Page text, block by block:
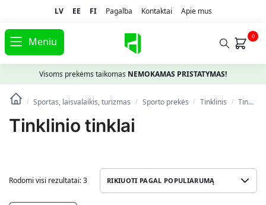
LV EE FI Pagalba Kontaktai Apie mus
Meniu 0
Visoms prekėms taikomas NEMOKAMAS PRISTATYMAS!
/ Sportas, laisvalaikis, turizmas / Spоrto prekės / Tinklinis / Tinklinio tinklai
Tinklinio tinklai
Rodomi visi rezultatai: 3